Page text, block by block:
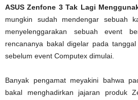
ASUS Zenfone 3 Tak Lagi
mungkin sudah mendengar sebuah
menyelenggarakan sebuah event
rencananya bakal digelar pada
sebelum event Computex dimulai.
Banyak pengamat meyakini bahwa
bakal menghadirkan jajaran produk